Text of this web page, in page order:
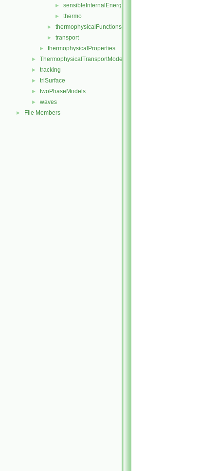
► sensibleInternalEnergy
► thermo
► thermophysicalFunctions
► transport
► thermophysicalProperties
► ThermophysicalTransportModels
► tracking
► triSurface
► twoPhaseModels
► waves
► File Members